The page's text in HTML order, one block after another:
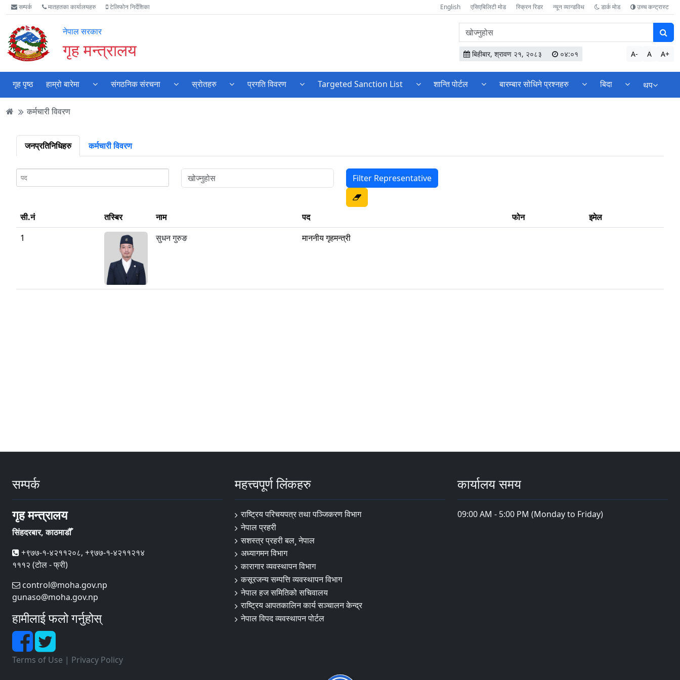
Accessibility
Mode
गर्नुहोस्
मुख्य
सामाग्री
पढ्नुहाेस्
मुख्य
नेभिगेसन
पढ्नुहाेस्
वेबसाइट
खोजमा
जानुहोस्
सम्पर्क मातहतका कार्यालयहरु टेलिफोन निर्देशिका English एसिएबिलिटी मोड स्क्रिन रिडर न्यून व्यान्डविथ डार्क मोड उच्च कन्ट्रास्ट
नेपाल सरकार
गृह मन्त्रालय
वेबसाइटमा
सामग्री
खोज्नुहोस
बिहीबार, श्रावण २१, २०८३ ०४:०१ A- A A+
गृह पृष्ठ हाम्रो बारेमा संगठनिक संरचना स्रोतहरु प्रगति विवरण Targeted Sanction List शान्ति पोर्टल बारम्बार सोधिने प्रश्नहरु बिदा थप
कर्मचारी विवरण
जनप्रतिनिधिहरु कर्मचारी विवरण
सी.नं तस्बिर नाम पद फोन
इमेल
1
सुधन गुरुङ माननीय गृहमन्त्री
सम्पर्क
गृह मन्त्रालय
सिंहदरबार, काठमाडौँ
+९७७-१-४२११२०८, +९७७-१-४२११२१४
१११२ (टोल - फ्री)
control@moha.gov.np
gunaso@moha.gov.np
हामीलाई फलो गर्नुहोस्
Terms of Use | Privacy Policy
महत्त्वपूर्ण लिंकहरु
राष्ट्रिय परिचयपत्र तथा पञ्‍जिकरण विभाग
नेपाल प्रहरी
सशस्त्र प्रहरी बल¸ नेपाल
अध्यागमन विभाग
कारागार व्यवस्थापन विभाग
कसूरजन्य सम्पत्ति व्यवस्थापन विभाग
नेपाल हज समितिको सचिवालय
राष्ट्रिय आपतकालिन कार्य सञ्चालन केन्द्र
नेपाल विपद व्यवस्थापन पोर्टल
कार्यालय समय
09:00 AM - 5:00 PM (Monday to Friday)